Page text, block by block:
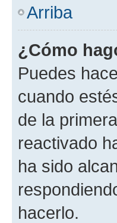
Arriba
¿Cómo
Puedes
cuando
de la
reactivado
ha sido
hacerlo.